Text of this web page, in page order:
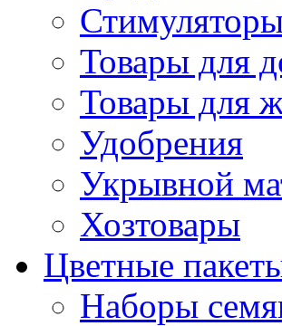
Стимуляторы
Товары для
Товары для
Удобрения
Укрывной
Хозтовары
Цветные
Наборы